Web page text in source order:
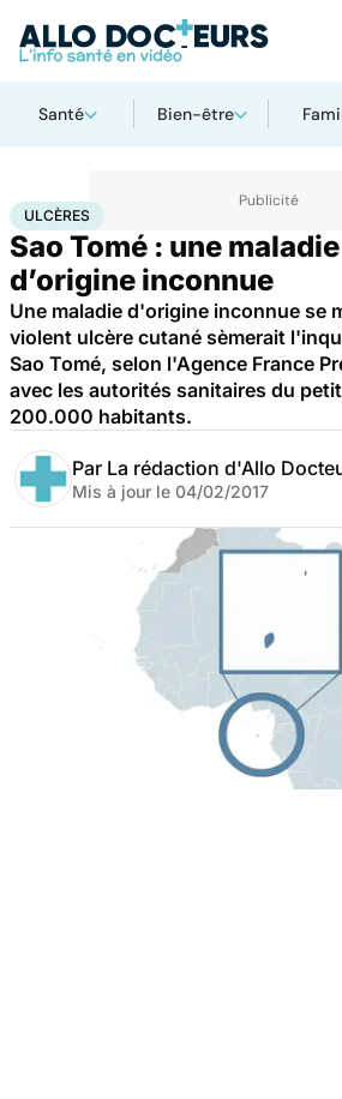
Santé Bien-être
AccueilSanté
ULCÈRES
Sao Tomé : une
d’origine inconnue
Une maladie d'origine inconnue se
violent ulcère cutané sèmerait
Sao Tomé, selon l'Agence France
avec les autorités sanitaires du
200.000 habitants.
Par La rédaction d'Allo
Mis à jour le 04/02/2017